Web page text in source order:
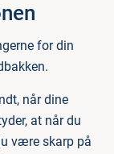
for din
når dine
at når du
være skarp på